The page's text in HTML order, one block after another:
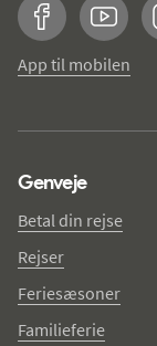
Facebook
App til mobilen
Genveje
Betal din rejse
Rejser
Feriesæsoner
Familieferie